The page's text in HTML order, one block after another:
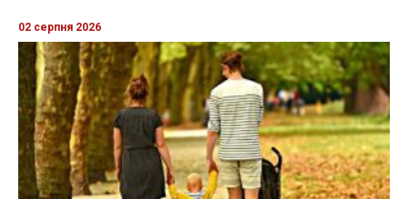
02 серпня 2026